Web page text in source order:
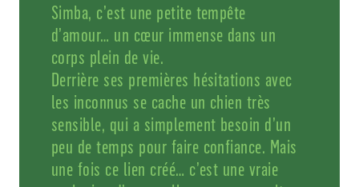
Simba, c’est une petite tempête
d’amour… un cœur immense dans un
corps plein de vie.
Derrière ses premières hésitations avec
les inconnus se cache un chien très
sensible, qui a simplement besoin d’un
peu de temps pour faire confiance. Mais
une fois ce lien créé… c’est une vraie